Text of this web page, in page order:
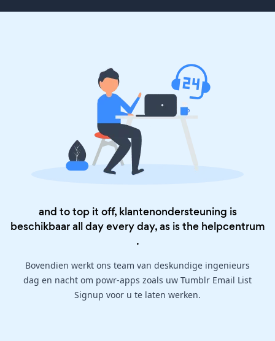
and to top it off, klantenondersteuning is
beschikbaar all day every day, as is the helpcentrum
.
Bovendien werkt ons team van deskundige ingenieurs
dag en nacht om powr-apps zoals uw Tumblr Email List
Signup voor u te laten werken.